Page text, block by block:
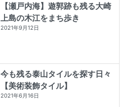
【瀬戸内海】遊郭跡も残る大崎
上島の木江をまち歩き
2021年9月12日
今も残る泰山タイルを探す日々
【美術装飾タイル】
2021年6月16日